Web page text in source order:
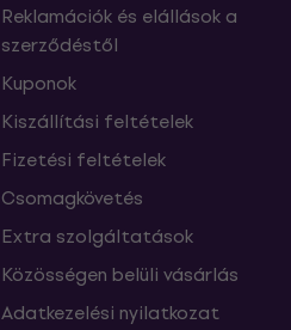
Reklamációk és elállások a
szerződéstől
Kuponok
Kiszállítási feltételek
Fizetési feltételek
Csomagkövetés
Extra szolgáltatások
Közösségen belüli vásárlás
Adatkezelési nyilatkozat